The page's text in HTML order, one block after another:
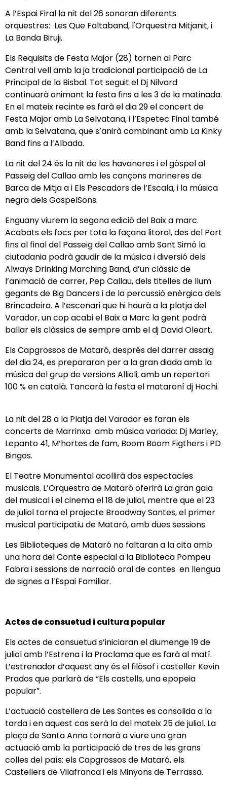
A l’Espai Firal la nit del 26 sonaran diferents
orquestres: Les Que Faltaband, l'Orquestra Mitjanit, i
La Banda Biruji.
Els Requisits de Festa Major (28) tornen al Parc
Central vell amb la ja tradicional participació de La
Principal de la Bisbal. Tot seguit el Dj Nilvard
continuarà animant la festa fins a les 3 de la matinada.
En el mateix recinte es farà el dia 29 el concert de
Festa Major amb La Selvatana, i l’Espetec Final també
amb la Selvatana, que s’anirà combinant amb La Kinky
Band fins a l’Albada.
La nit del 24 és la nit de les havaneres i el gòspel al
Passeig del Callao amb les cançons marineres de
Barca de Mitja a i Els Pescadors de l’Escala, i la música
negra dels GospelSons.
Enguany viurem la segona edició del Baix a marc.
Acabats els focs per tota la façana litoral, des del Port
fins al final del Passeig del Callao amb Sant Simó la
ciutadania podrà gaudir de la música i diversió dels
Always Drinking Marching Band, d’un clàssic de
l’animació de carrer, Pep Callau, dels titelles de llum
gegants de Big Dancers i de la percussió enèrgica dels
Brincadeira. A l’escenari que hi haurà a la platja del
Varador, un cop acabi el Baix a Marc la gent podrà
ballar els clàssics de sempre amb el dj David Oleart.
Els Capgrossos de Mataró, després del darrer assaig
del dia 24, es prepararan per a la gran diada amb la
música del grup de versions Allioli, amb un repertori
100 % en català. Tancarà la festa el mataroní dj Hochi.
La nit del 28 a la Platja del Varador es faran els
concerts de Marrinxa amb música variada: Dj Marley,
Lepanto 41, M’hortes de fam, Boom Boom Figthers i PD
Bingos.
El Teatre Monumental acollirà dos espectacles
musicals. L’Orquestra de Mataró oferirà La gran gala
del musical i el cinema el 18 de juliol, mentre que el 23
de juliol torna el projecte Broadway Santes, el primer
musical participatiu de Mataró, amb dues sessions.
Les Biblioteques de Mataró no faltaran a la cita amb
una hora del Conte especial a la Biblioteca Pompeu
Fabra i sessions de narració oral de contes en llengua
de signes a l’Espai Familiar.
Actes de consuetud i cultura popular
Els actes de consuetud s’iniciaran el diumenge 19 de
juliol amb l’Estrena i la Proclama que es farà al matí.
L’estrenador d’aquest any és el filòsof i casteller Kevin
Prados que parlarà de “Els castells, una epopeia
popular”.
L’actuació castellera de Les Santes es consolida a la
tarda i en aquest cas serà la del mateix 25 de juliol. La
plaça de Santa Anna tornarà a viure una gran
actuació amb la participació de tres de les grans
colles del país: els Capgrossos de Mataró, els
Castellers de Vilafranca i els Minyons de Terrassa.